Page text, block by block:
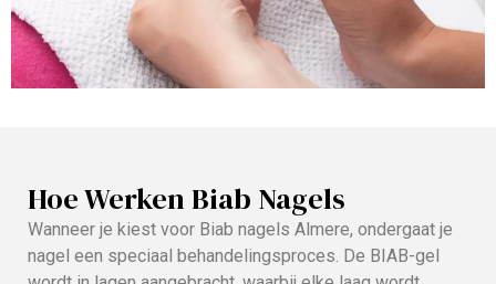
Hoe Werken Biab Nagels
Wanneer je kiest voor Biab nagels Almere, ondergaat je
nagel een speciaal behandelingsproces. De BIAB-gel